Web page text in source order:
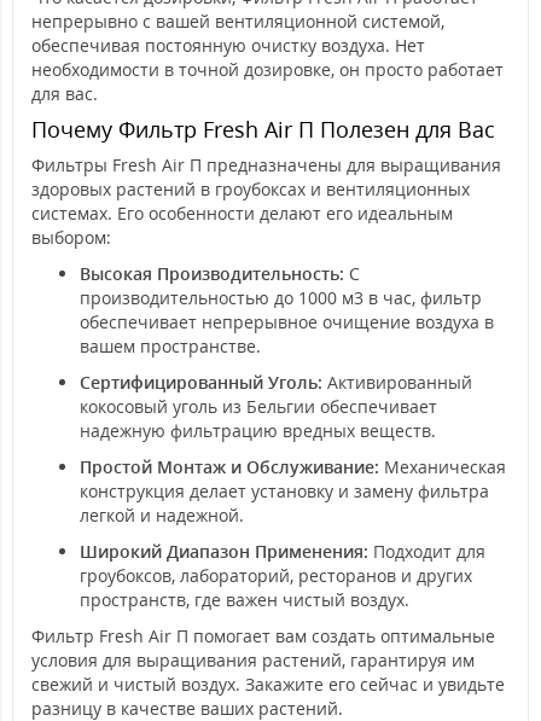
непрерывно с вашей вентиляционной системой,
обеспечивая постоянную очистку воздуха. Нет
необходимости в точной дозировке, он просто работает
для вас.
Почему Фильтр Fresh Air П Полезен для Вас
Фильтры Fresh Air П предназначены для выращивания
здоровых растений в гроубоксах и вентиляционных
системах. Его особенности делают его идеальным
выбором:
Высокая Производительность: С
производительностью до 1000 м3 в час, фильтр
обеспечивает непрерывное очищение воздуха в
вашем пространстве.
Сертифицированный Уголь: Активированный
кокосовый уголь из Бельгии обеспечивает
надежную фильтрацию вредных веществ.
Простой Монтаж и Обслуживание: Механическая
конструкция делает установку и замену фильтра
легкой и надежной.
Широкий Диапазон Применения: Подходит для
гроубоксов, лабораторий, ресторанов и других
пространств, где важен чистый воздух.
Фильтр Fresh Air П помогает вам создать оптимальные
условия для выращивания растений, гарантируя им
свежий и чистый воздух. Закажите его сейчас и увидьте
разницу в качестве ваших растений.